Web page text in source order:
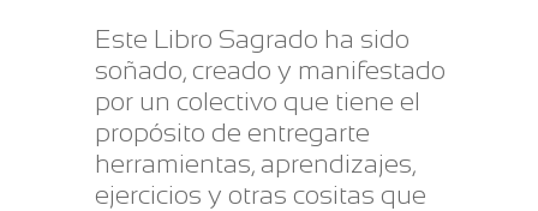
Este Libro Sagrado ha sido
soñado, creado y manifestado
por un colectivo que tiene el
propósito de entregarte
herramientas, aprendizajes,
ejercicios y otras cositas que